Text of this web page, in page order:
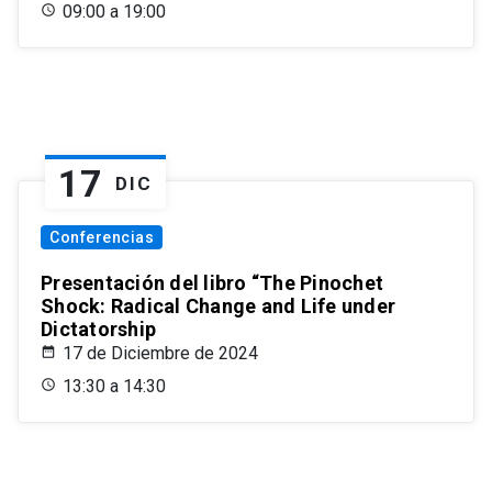
09:00 a 19:00
17 DIC
Conferencias
Presentación del libro “The Pinochet
Shock: Radical Change and Life under
Dictatorship
17 de Diciembre de 2024
13:30 a 14:30